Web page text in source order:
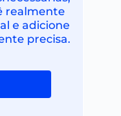
realmente
e adicione
precisa.